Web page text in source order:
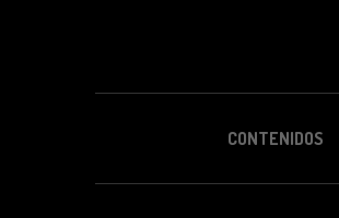
CONTENIDOS